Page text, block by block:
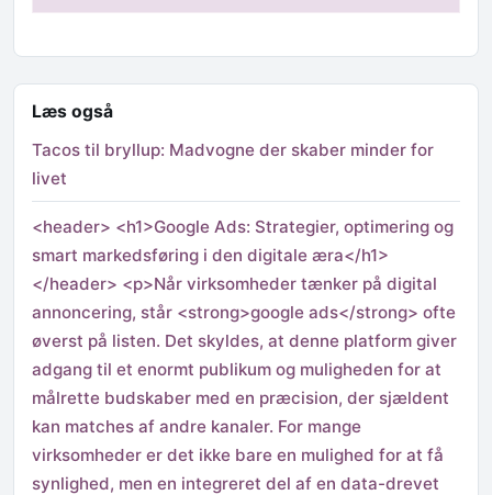
Læs også
Tacos til bryllup: Madvogne der skaber minder for
livet
<header> <h1>Google Ads: Strategier, optimering og
smart markedsføring i den digitale æra</h1>
</header> <p>Når virksomheder tænker på digital
annoncering, står <strong>google ads</strong> ofte
øverst på listen. Det skyldes, at denne platform giver
adgang til et enormt publikum og muligheden for at
målrette budskaber med en præcision, der sjældent
kan matches af andre kanaler. For mange
virksomheder er det ikke bare en mulighed for at få
synlighed, men en integreret del af en data-drevet